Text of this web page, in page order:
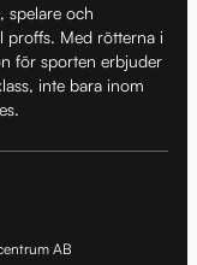
spelare och
Med rötterna i
för sporten erbjuder
inte bara inom
AB